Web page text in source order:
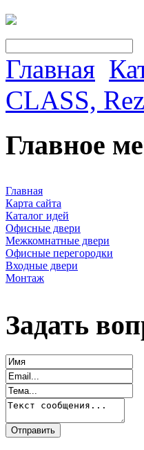
Главная
CLASS,
Главное
Главная
Карта сайта
Каталог идей
Офисные двери
Межкомнатные двери
Офисные перегородки
Входные двери
Монтаж
Задать